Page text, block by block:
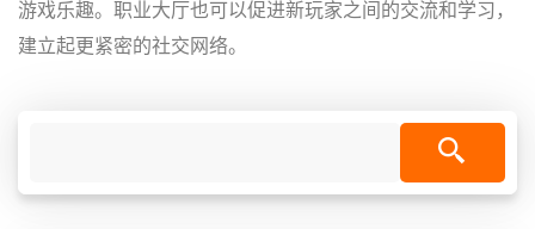
游戏乐趣。职业大厅也可以促进新玩家之间的交流和学习，
建立起更紧密的社交网络。